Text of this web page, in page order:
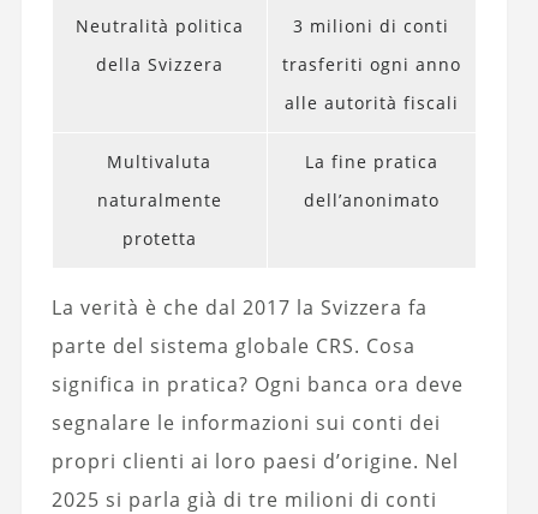
Neutralità politica
della Svizzera
3 milioni di conti
trasferiti ogni anno
alle autorità fiscali
Multivaluta
naturalmente
protetta
La fine pratica
dell’anonimato
La verità è che dal 2017 la Svizzera fa
parte del sistema globale CRS. Cosa
significa in pratica? Ogni banca ora deve
segnalare le informazioni sui conti dei
propri clienti ai loro paesi d’origine. Nel
2025 si parla già di tre milioni di conti